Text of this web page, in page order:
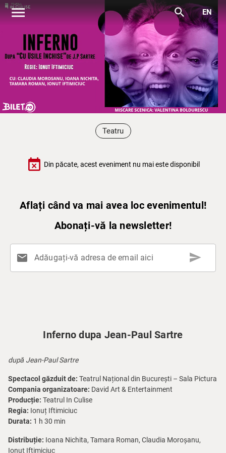
menu search EN
Teatru
event_busy Din păcate, acest eveniment nu mai este disponibil
Aflați când va mai avea loc evenimentul!
Abonați-vă la newsletter!
mail Adăugați-vă adresa de email aici send
Inferno dupa Jean-Paul Sartre
după Jean-Paul Sartre
Spectacol găzduit de: Teatrul Național din București – Sala Pictura
Compania organizatoare: David Art & Entertainment
Producție: Teatrul In Culise
Regia: Ionuț Iftimiciuc
Durata: 1 h 30 min
Distribuție: Ioana Nichita, Tamara Roman, Claudia Moroșanu,
Ionuț Iftimiciuc